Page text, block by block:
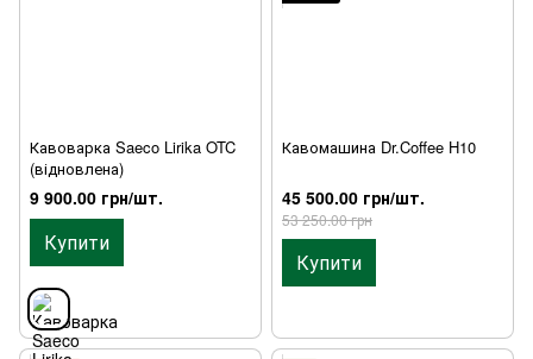
Кавоварка Saeco Lirika OTC
(відновлена)
9 900.00 грн/шт.
Купити
Кавомашина Dr.Coffee H10
45 500.00 грн/шт.
53 250.00 грн
Купити